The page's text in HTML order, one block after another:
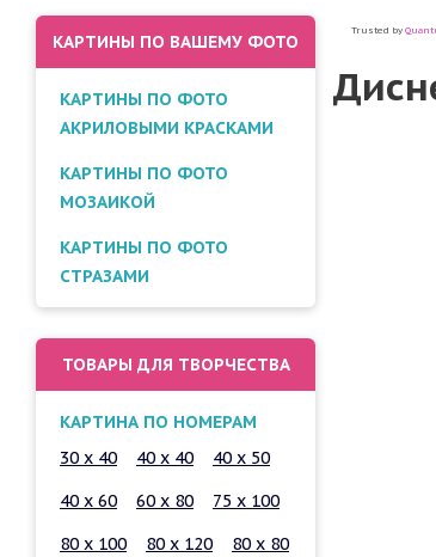
Trusted by
КАРТИНЫ ПО ВАШЕМУ ФОТО
КАРТИНЫ ПО ФОТО
АКРИЛОВЫМИ КРАСКАМИ
КАРТИНЫ ПО ФОТО
МОЗАИКОЙ
КАРТИНЫ ПО ФОТО
СТРАЗАМИ
ТОВАРЫ ДЛЯ ТВОРЧЕСТВА
КАРТИНА ПО НОМЕРАМ
30 x 40
40 x 40
40 x 50
40 x 60
60 x 80
75 x 100
80 x 100
80 x 120
80 x 80